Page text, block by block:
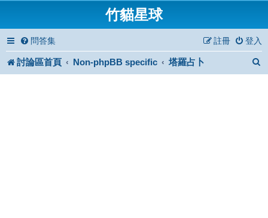
竹貓星球
問答集 登入
註冊
討論區首頁 Non-phpBB specific 塔羅占卜